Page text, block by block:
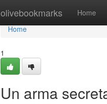
olivebookmarks Home
Home
Home
1
Un arma